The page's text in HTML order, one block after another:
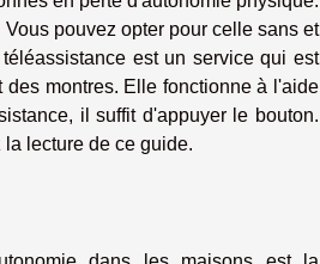
pouvez opter pour celle sans et
est un service qui est
montres. Elle fonctionne à l'aide
il suffit d'appuyer le bouton.
lecture de ce guide.